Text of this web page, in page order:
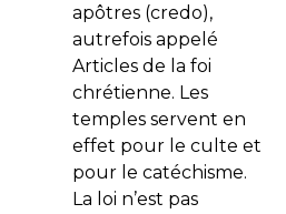
apôtres (credo),
autrefois appelé
Articles de la foi
chrétienne. Les
temples servent en
effet pour le culte et
pour le catéchisme.
La loi n’est pas